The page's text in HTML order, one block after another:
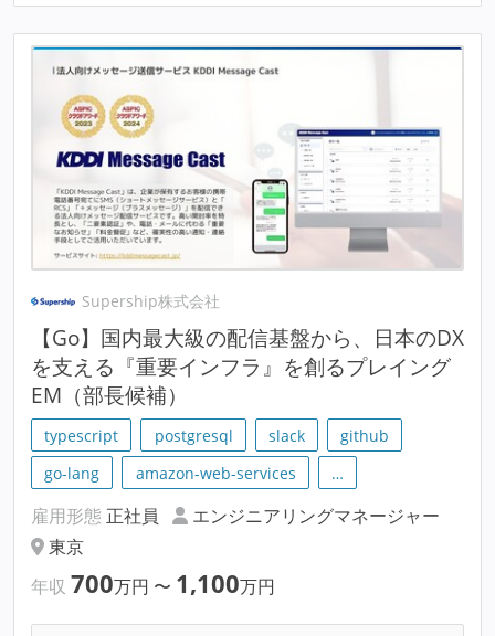
Supership株式会社
【Go】国内最大級の配信基盤から、日本のDX
を支える『重要インフラ』を創るプレイング
EM（部長候補）
typescript postgresql slack
github
go-lang
amazon-web-services …
雇用形態 正社員
エンジニアリングマネージャー
東京
年収 700万円 〜 1,100万円